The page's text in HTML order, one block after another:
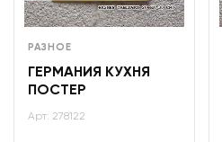
РАЗНОЕ
ГЕРМАНИЯ КУХНЯ
ПОСТЕР
Арт: 278122